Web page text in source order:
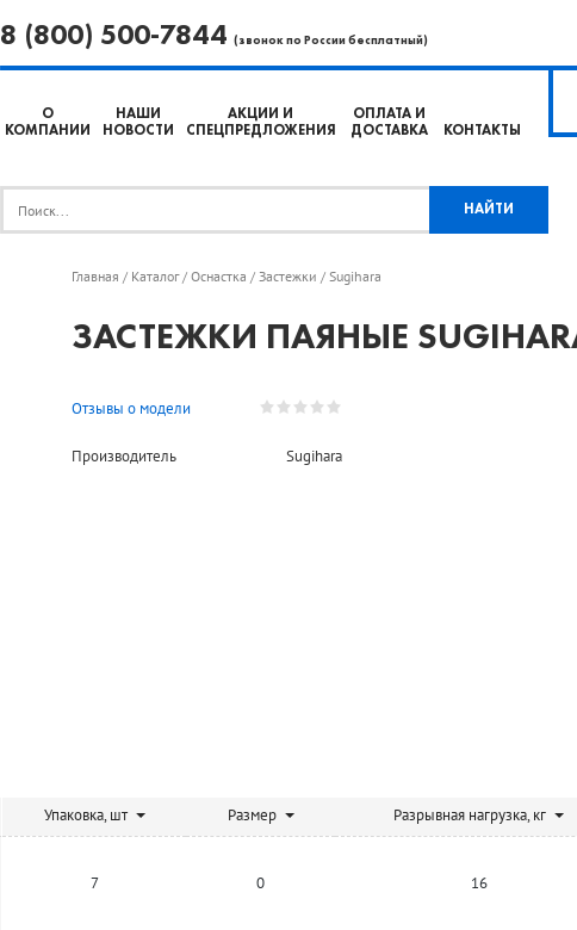
8 (800) 500-7844 (звонок по России бесплатный)
О
КОМПАНИИ
НАШИ
НОВОСТИ
АКЦИИ И
СПЕЦПРЕДЛОЖЕНИЯ
ОПЛАТА И
ДОСТАВКА
КОНТАКТЫ
Главная / Каталог / Оснастка / Застежки / Sugihara
ЗАСТЕЖКИ ПАЯНЫЕ
Отзывы о модели
Производитель Sugihara
Упаковка, шт Размер Разрывная нагрузка, кг
7 0 16